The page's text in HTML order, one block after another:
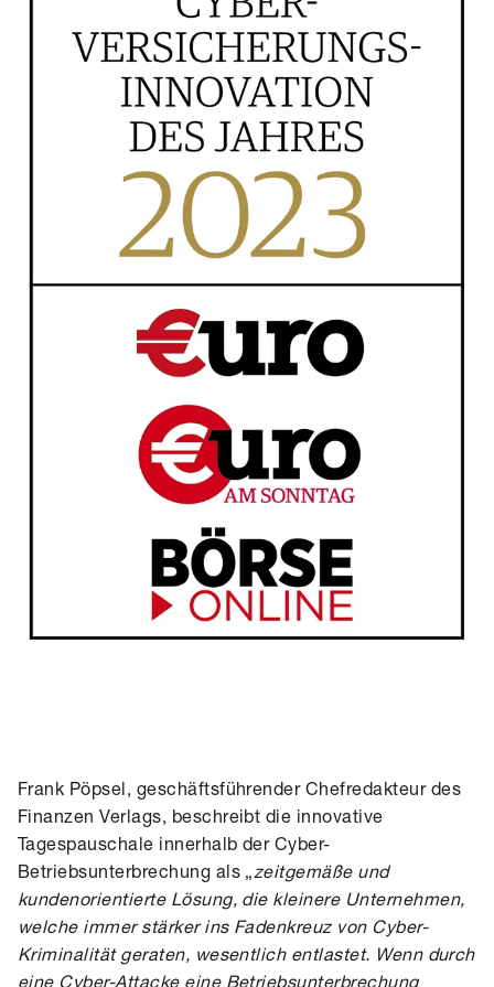
Frank Pöpsel, geschäftsführender Chefredakteur des
Finanzen Verlags, beschreibt die innovative
Tagespauschale innerhalb der Cyber-
Betriebsunterbrechung als „
zeitgemäße und
kundenorientierte Lösung, die kleinere Unternehmen,
welche immer stärker ins Fadenkreuz von Cyber-
Kriminalität geraten, wesentlich entlastet. Wenn durch
eine Cyber-Attacke eine Betriebsunterbrechung